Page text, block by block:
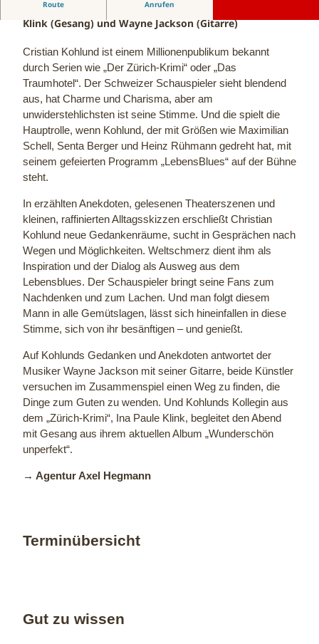
Route Anrufen
Musikalische Lesung mit Christian Kohlund, Ina Paule
Klink (Gesang) und Wayne Jackson (Gitarre)
Cristian Kohlund ist einem Millionenpublikum bekannt
durch Serien wie „Der Zürich-Krimi“ oder „Das
Traumhotel“. Der Schweizer Schauspieler sieht blendend
aus, hat Charme und Charisma, aber am
unwiderstehlichsten ist seine Stimme. Und die spielt die
Hauptrolle, wenn Kohlund, der mit Größen wie Maximilian
Schell, Senta Berger und Heinz Rühmann gedreht hat, mit
seinem gefeierten Programm „LebensBlues“ auf der Bühne
steht.
In erzählten Anekdoten, gelesenen Theaterszenen und
kleinen, raffinierten Alltagsskizzen erschließt Christian
Kohlund neue Gedankenräume, sucht in Gesprächen nach
Wegen und Möglichkeiten. Weltschmerz dient ihm als
Inspiration und der Dialog als Ausweg aus dem
Lebensblues. Der Schauspieler bringt seine Fans zum
Nachdenken und zum Lachen. Und man folgt diesem
Mann in alle Gemütslagen, lässt sich hineinfallen in diese
Stimme, sich von ihr besänftigen – und genießt.
Auf Kohlunds Gedanken und Anekdoten antwortet der
Musiker Wayne Jackson mit seiner Gitarre, beide Künstler
versuchen im Zusammenspiel einen Weg zu finden, die
Dinge zum Guten zu wenden. Und Kohlunds Kollegin aus
dem „Zürich-Krimi“, Ina Paule Klink, begleitet den Abend
mit Gesang aus ihrem aktuellen Album „Wunderschön
unperfekt“.
→ Agentur Axel Hegmann
Terminübersicht
Gut zu wissen